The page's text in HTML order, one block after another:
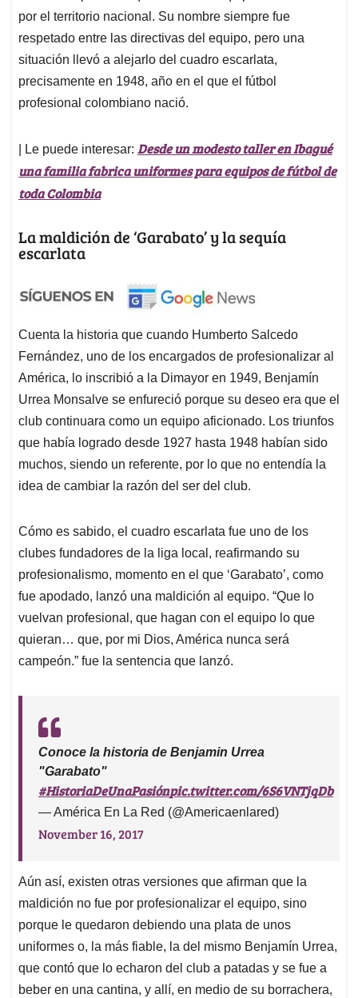
por el territorio nacional. Su nombre siempre fue
respetado entre las directivas del equipo, pero una
situación llevó a alejarlo del cuadro escarlata,
precisamente en 1948, año en el que el fútbol
profesional colombiano nació.
| Le puede interesar: Desde un modesto taller en Ibagué
una familia fabrica uniformes para equipos de fútbol de
toda Colombia
La maldición de ‘Garabato’ y la sequía
escarlata
Cuenta la historia que cuando Humberto Salcedo
Fernández, uno de los encargados de profesionalizar al
América, lo inscribió a la Dimayor en 1949, Benjamín
Urrea Monsalve se enfureció porque su deseo era que el
club continuara como un equipo aficionado. Los triunfos
que había logrado desde 1927 hasta 1948 habían sido
muchos, siendo un referente, por lo que no entendía la
idea de cambiar la razón del ser del club.
Cómo es sabido, el cuadro escarlata fue uno de los
clubes fundadores de la liga local, reafirmando su
profesionalismo, momento en el que ‘Garabato’, como
fue apodado, lanzó una maldición al equipo. “Que lo
vuelvan profesional, que hagan con el equipo lo que
quieran… que, por mi Dios, América nunca será
campeón.” fue la sentencia que lanzó.
Conoce la historia de Benjamin Urrea
"Garabato"
#HistoriaDeUnaPasiónpic.twitter.com/6S6VNTjqDb
— América En La Red (@Americaenlared)
November 16, 2017
Aún así, existen otras versiones que afirman que la
maldición no fue por profesionalizar el equipo, sino
porque le quedaron debiendo una plata de unos
uniformes o, la más fiable, la del mismo Benjamín Urrea,
que contó que lo echaron del club a patadas y se fue a
beber en una cantina, y allí, en medio de su borrachera,